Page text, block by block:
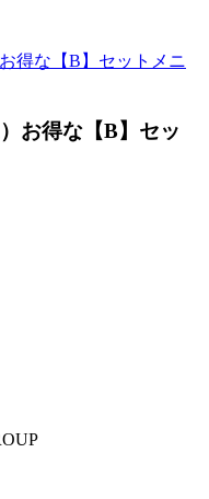
お得な【B】セッ